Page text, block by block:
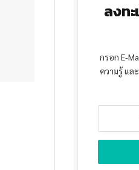
ลงท
กรอก E-
ความรู้ แล